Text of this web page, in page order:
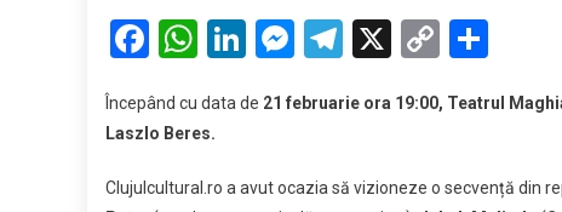
scenă
Facebook
WhatsApp
LinkedIn
Messenger
Telegram
X
Copy
Începând cu data de 21 februarie ora 19:00, Teatrul
Laszlo Beres.
Clujulcultural.ro a avut ocazia să vizioneze o secvență din